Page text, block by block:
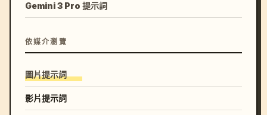
Gemini 3 Pro 提示詞
依媒介瀏覽
圖片提示詞
影片提示詞